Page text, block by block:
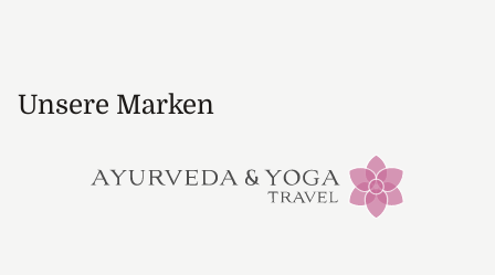
Unsere Marken